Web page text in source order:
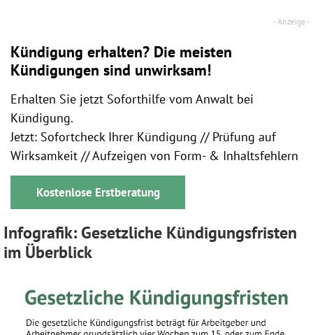
Kündigung erhalten? Die meisten
Kündigungen sind unwirksam!
Erhalten Sie jetzt Soforthilfe vom Anwalt bei
Kündigung.
Jetzt: Sofortcheck Ihrer Kündigung // Prüfung auf
Wirksamkeit // Aufzeigen von Form- & Inhaltsfehlern
Kostenlose Erstberatung
Infografik: Gesetzliche Kündigungsfristen
im Überblick